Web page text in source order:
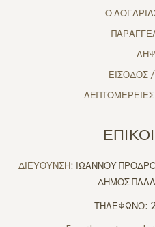
Ο
ΕΙΣΟΔΟΣ
ΔΙΕΥΘΥΝΣΗ:
ΙΩΑΝΝΟΥ
ΔΗΜΟΣ
ΤΗΛΕΦΩΝΟ: